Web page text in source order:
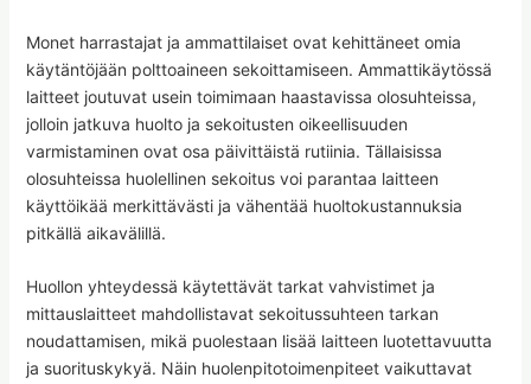
Monet harrastajat ja ammattilaiset ovat kehittäneet omia
käytäntöjään polttoaineen sekoittamiseen. Ammattikäytössä
laitteet joutuvat usein toimimaan haastavissa olosuhteissa,
jolloin jatkuva huolto ja sekoitusten oikeellisuuden
varmistaminen ovat osa päivittäistä rutiinia. Tällaisissa
olosuhteissa huolellinen sekoitus voi parantaa laitteen
käyttöikää merkittävästi ja vähentää huoltokustannuksia
pitkällä aikavälillä.
Huollon yhteydessä käytettävät tarkat vahvistimet ja
mittauslaitteet mahdollistavat sekoitussuhteen tarkan
noudattamisen, mikä puolestaan lisää laitteen luotettavuutta
ja suorituskykyä. Näin huolenpitotoimenpiteet vaikuttavat